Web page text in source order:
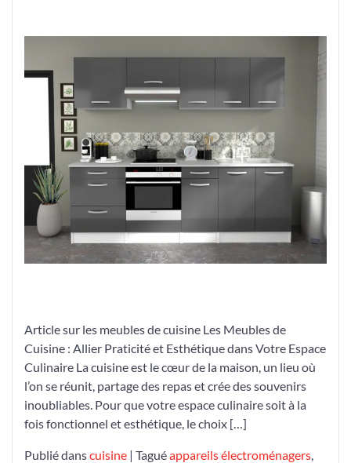
avec
nos
Cuisine
Élégants
Article sur les meubles de cuisine Les Meubles de
Cuisine : Allier Praticité et Esthétique dans Votre Espace
Culinaire La cuisine est le cœur de la maison, un lieu où
l’on se réunit, partage des repas et crée des souvenirs
inoubliables. Pour que votre espace culinaire soit à la
fois fonctionnel et esthétique, le choix […]
Publié danscuisine | Taguéappareils électroménagers,